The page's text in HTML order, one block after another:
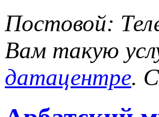
Постовой:
Вам такую
датацентре.